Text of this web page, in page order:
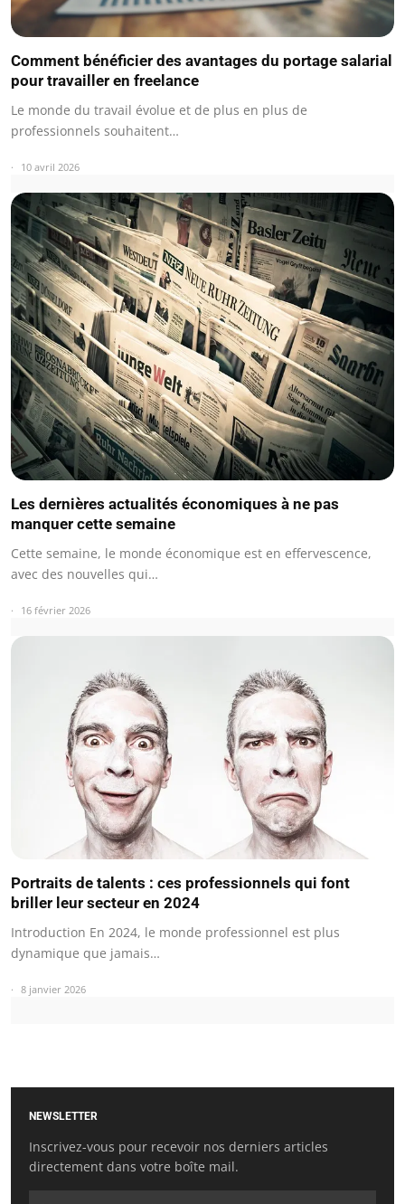
Comment bénéficier des avantages du portage salarial
pour travailler en freelance
Le monde du travail évolue et de plus en plus de
professionnels souhaitent…
10 avril 2026
Les dernières actualités économiques à ne pas
manquer cette semaine
Cette semaine, le monde économique est en effervescence,
avec des nouvelles qui…
16 février 2026
Portraits de talents : ces professionnels qui font
briller leur secteur en 2024
Introduction En 2024, le monde professionnel est plus
dynamique que jamais…
8 janvier 2026
NEWSLETTER
Inscrivez-vous pour recevoir nos derniers articles
directement dans votre boîte mail.